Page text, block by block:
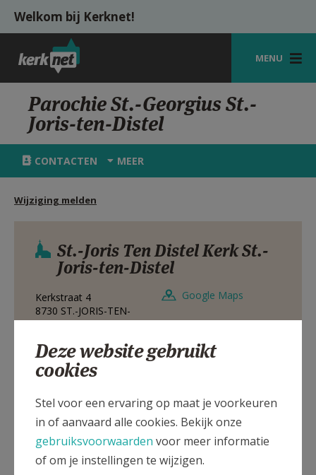
Overslaan en naar de inhoud gaan
Welkom bij Kerknet!
MENU
STARTPAGINA
KERK
VIERINGEN
HULP
MIJN PAROCHIE
AANMELDEN OF REGISTREREN
Parochie St.-Georgius St.-
Joris-ten-Distel
CONTACTEN MEER
Wijziging melden
St.-Joris Ten Distel Kerk St.-
Joris-ten-Distel
Kerkstraat 4
8730 ST.-JORIS-TEN-
DISTEL
Google Maps
Kerkstraat 4, 8730 ST.-JORIS-TEN-DISTEL
Deze website gebruikt
cookies
Stel voor een ervaring op maat je voorkeuren
in of aanvaard alle cookies. Bekijk onze
gebruiksvoorwaarden voor meer informatie
of om je instellingen te wijzigen.